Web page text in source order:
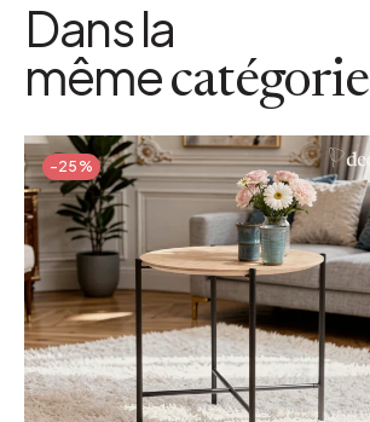
Dans la
mêmecatégorie
-25%